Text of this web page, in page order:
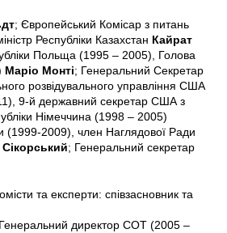
; Європейський Комісар з питань
Республіки Казахстан Кайрат
Польща (1995 – 2005), Голова
Маріо Монті; Генеральний Секретар
розвідувального управління США
9-й державний секретар США з
Німеччина (1998 – 2005)
(1999-2009), член Наглядової Ради
; Генеральний секретар
та експерти: співзасновник та
директор СОТ (2005 –